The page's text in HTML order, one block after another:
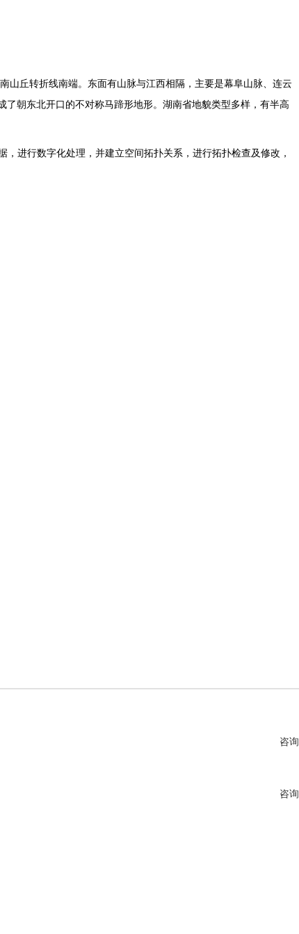
山丘转折线南端。东面有山脉与江西相隔，主要是幕阜山脉、连云
朝东北开口的不对称马蹄形地形。湖南省地貌类型多样，有半高
进行数字化处理，并建立空间拓扑关系，进行拓扑检查及修改，
咨询
咨询